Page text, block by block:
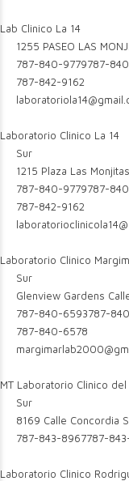
Lab Clinico La 14
1255 PASEO LAS
787-840-9779787-
787-842-9162
Laboratorio Clinico La 14
Sur
1215 Plaza Las
787-840-9779787-
787-842-9162
Laboratorio Clinico
Sur
Glenview Gardens
787-840-6593787-
787-840-6578
MT Laboratorio Clinico del
Sur
8169 Calle Concordia
787-843-8967787-
Laboratorio Clinico